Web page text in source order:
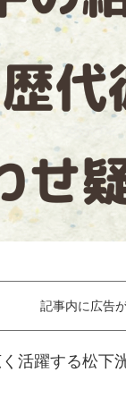
記事内に広告
活躍する松下